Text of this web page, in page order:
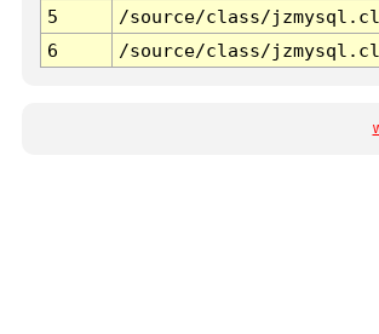
5
/source/class/
6
/source/class/